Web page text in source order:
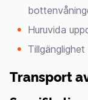
Huruvida
Transport